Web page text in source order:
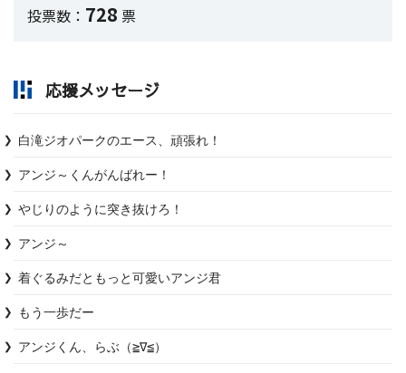
投票数： 728 票
応援メッセージ
白滝ジオパークのエース、頑張れ！
アンジ～くんがんばれー！
やじりのように突き抜けろ！
アンジ～
着ぐるみだともっと可愛いアンジ君
もう一歩だー
アンジくん、らぶ（≧∇≦）